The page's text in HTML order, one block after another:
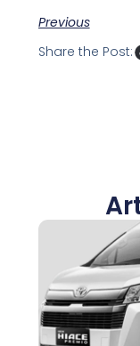
Previous
Share the Post: